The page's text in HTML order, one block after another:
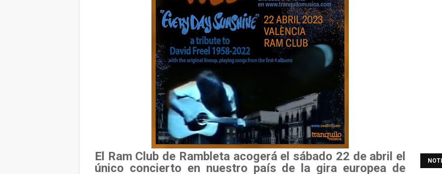
El Ram Club de Rambleta acogerá el sábado 22 de abril el
único concierto en nuestro país de la gira europea de